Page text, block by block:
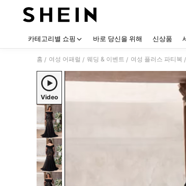
카테고리별 쇼핑 바로 당신을 위해 신상품
홈 / 여성 어패럴 / 웨딩 & 이벤트 / 여성 플러스 파티복 /
Video